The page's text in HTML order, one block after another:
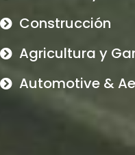
Construcción
Agricultura y
Automotive &